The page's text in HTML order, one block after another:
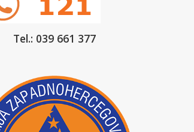
Tel.: 039 661 377